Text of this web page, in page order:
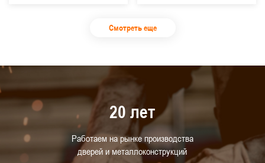
Смотреть еще
20 лет
Работаем на рынке производства
дверей и металлоконструкций